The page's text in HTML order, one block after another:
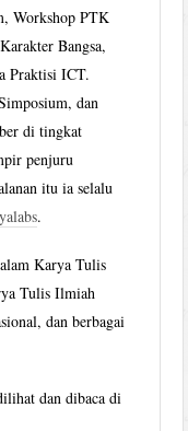
Workshop PTK
Bangsa,
Praktisi ICT.
dan
di tingkat
penjuru
itu ia selalu
.
Karya Tulis
Tulis Ilmiah
dan berbagai
dan dibaca di